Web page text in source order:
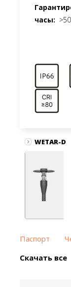
часы:
WETAR-D
Паспорт
Скачать все